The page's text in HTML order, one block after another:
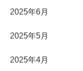
2025年6月
2025年5月
2025年4月